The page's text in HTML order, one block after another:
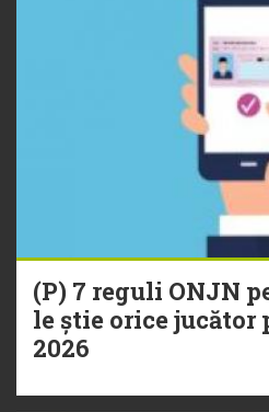
(P) 7 reguli ONJN
le știe orice jucător
2026